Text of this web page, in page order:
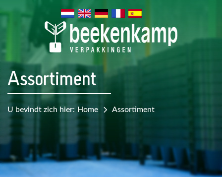
Assortiment
U bevindt zich hier: Home Assortiment